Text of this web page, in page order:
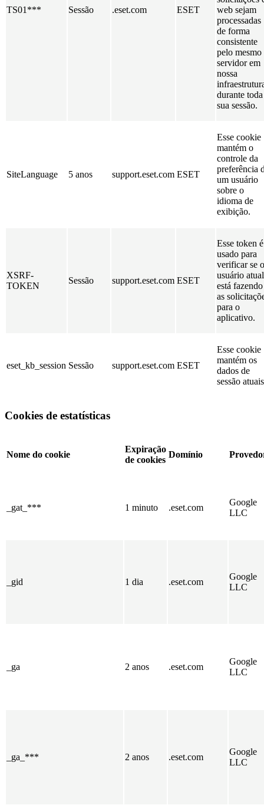
TS01*** Sessão .eset.com ESET
web sejam
processadas
de forma
consistente
pelo mesmo
servidor em
nossa
durante
sua sessão.
SiteLanguage 5 anos support.eset.com ESET
Esse cookie
mantém o
controle da
preferência
um usuário
sobre o
idioma de
exibição.
XSRF-
TOKEN
Sessão support.eset.com ESET
Esse token é
usado para
verificar se o
usuário atual
está fazendo
as
para o
aplicativo.
eset_kb_session Sessão support.eset.com ESET
Esse cookie
mantém os
dados de
sessão
Cookies de estatísticas
Nome do cookie
Expiração
de cookies
Domínio
_gat_*** 1 minuto .eset.com
Google
LLC
_gid 1 dia .eset.com
Google
LLC
_ga 2 anos .eset.com
Google
LLC
_ga_*** 2 anos .eset.com
Google
LLC